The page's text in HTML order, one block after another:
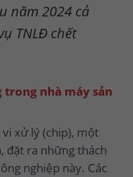
năm 2024 cả
TNLĐ chết
trong nhà máy sản
xử lý (chip), một
đặt ra những thách
nghiệp này. Các